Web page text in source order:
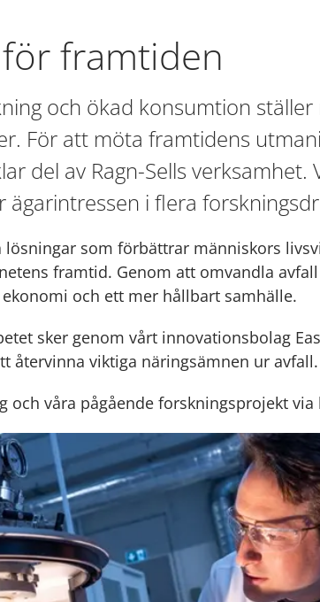
framtiden
och ökad konsumtion
För att möta framtidens
del av Ragn-Sells verksamhet.
ägarintressen i flera
lösningar som förbättrar människors
framtid. Genom att omvandla
och ett mer hållbart samhälle.
sker genom vårt innovationsbolag
återvinna viktiga näringsämnen ur avfall.
och våra pågående forskningsprojekt via